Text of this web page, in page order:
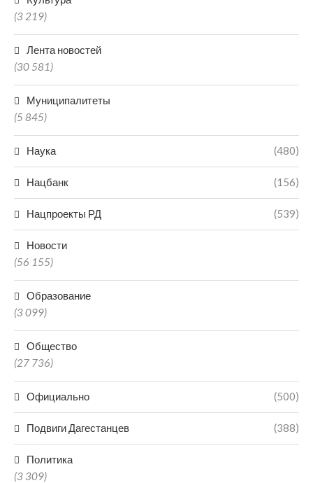
(3 219)
Лента новостей
(30 581)
Муниципалитеты
(5 845)
Наука (480)
Нацбанк (156)
Нацпроекты РД (539)
Новости
(56 155)
Образование
(3 099)
Общество
(27 736)
Официально (500)
Подвиги Дагестанцев (388)
Политика
(3 309)